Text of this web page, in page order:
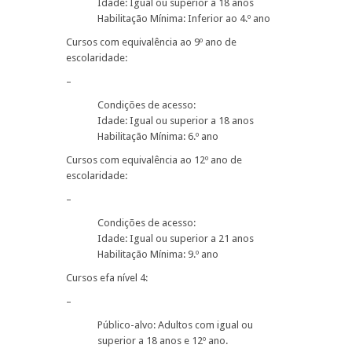
Idade: Igual ou superior a 18 anos
Habilitação Mínima: Inferior ao 4.º ano
Cursos com equivalência ao 9º ano de
escolaridade:
–
Condições de acesso:
Idade: Igual ou superior a 18 anos
Habilitação Mínima: 6.º ano
Cursos com equivalência ao 12º ano de
escolaridade:
–
Condições de acesso:
Idade: Igual ou superior a 21 anos
Habilitação Mínima: 9.º ano
Cursos efa nível 4:
–
Público-alvo: Adultos com igual ou
superior a 18 anos e 12º ano.